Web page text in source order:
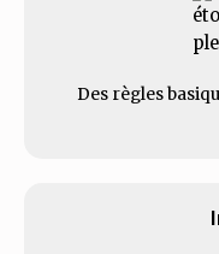
Des règles